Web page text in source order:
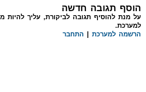
הוסף תגובה חדשה
על מנת להוסיף תגובה לביקורת, עליך להיות
למערכת.
הרשמה למערכת
התחבר